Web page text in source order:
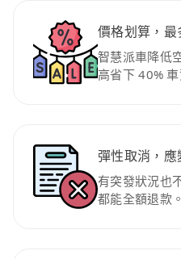
價格划算，最
智慧派車降低
高省下 40%
彈性取消，應
有突發狀況也
都能全額退款。